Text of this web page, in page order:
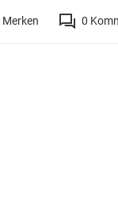
Merken 0